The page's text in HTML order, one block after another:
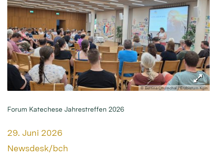
© Bettina Chumchal / Erzbistum Köln
Forum Katechese Jahrestreffen 2026
Datum:
29. Juni 2026
Von:
Newsdesk/bch